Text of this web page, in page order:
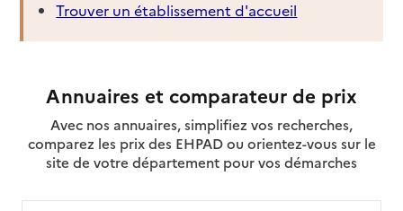
Trouver un établissement d'accueil
Annuaires et comparateur de prix
Avec nos annuaires, simplifiez vos recherches,
comparez les prix des EHPAD ou orientez-vous sur le
site de votre département pour vos démarches